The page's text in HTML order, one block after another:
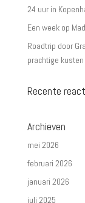
24 uur in
Een week op
Roadtrip door
prachtige kusten
Recente
Archieven
mei 2026
februari 2026
januari 2026
juli 2025